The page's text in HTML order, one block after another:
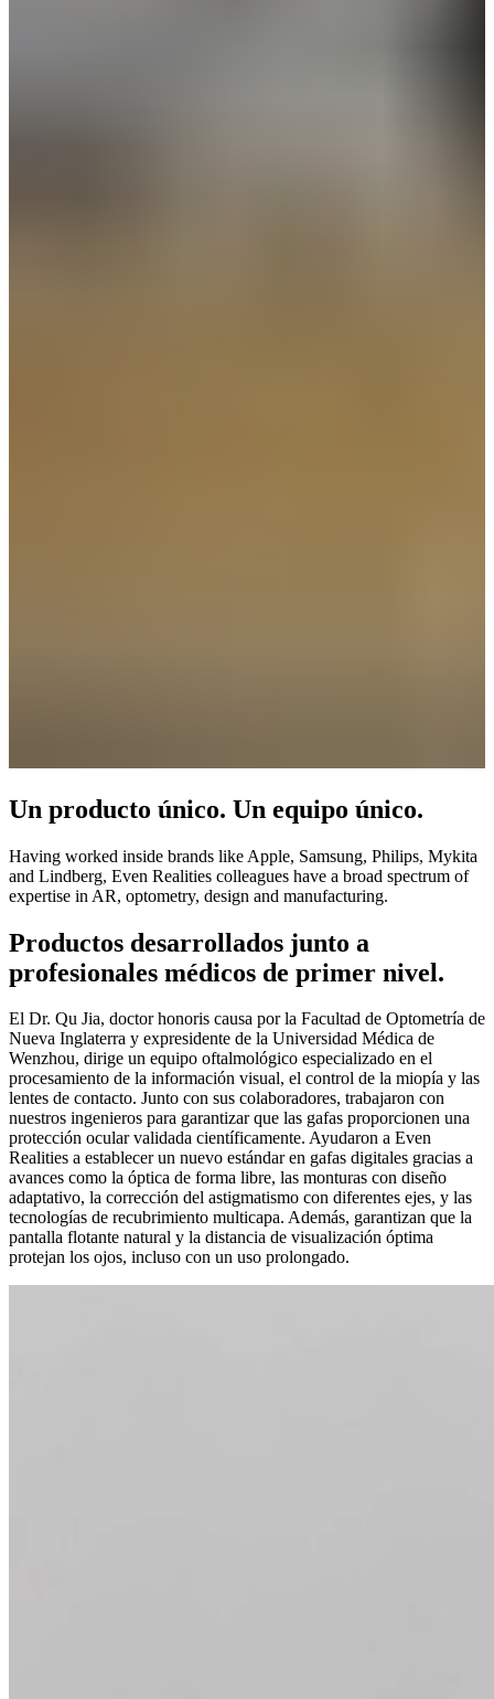
Un producto único. Un equipo único.
Having worked inside brands like Apple, Samsung, Philips, Mykita
and Lindberg, Even Realities colleagues have a broad spectrum of
expertise in AR, optometry, design and manufacturing.
Productos desarrollados junto a
profesionales médicos de primer nivel.
El Dr. Qu Jia, doctor honoris causa por la Facultad de Optometría de
Nueva Inglaterra y expresidente de la Universidad Médica de
Wenzhou, dirige un equipo oftalmológico especializado en el
procesamiento de la información visual, el control de la miopía y las
lentes de contacto. Junto con sus colaboradores, trabajaron con
nuestros ingenieros para garantizar que las gafas proporcionen una
protección ocular validada científicamente. Ayudaron a Even
Realities a establecer un nuevo estándar en gafas digitales gracias a
avances como la óptica de forma libre, las monturas con diseño
adaptativo, la corrección del astigmatismo con diferentes ejes, y las
tecnologías de recubrimiento multicapa. Además, garantizan que la
pantalla flotante natural y la distancia de visualización óptima
protejan los ojos, incluso con un uso prolongado.